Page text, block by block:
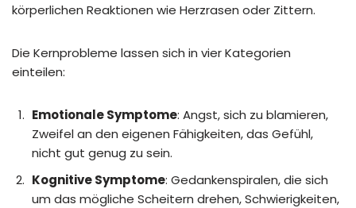
körperlichen Reaktionen wie Herzrasen oder Zittern.
Die Kernprobleme lassen sich in vier Kategorien
einteilen:
Emotionale Symptome: Angst, sich zu blamieren,
Zweifel an den eigenen Fähigkeiten, das Gefühl,
nicht gut genug zu sein.
Kognitive Symptome: Gedankenspiralen, die sich
um das mögliche Scheitern drehen, Schwierigkeiten,